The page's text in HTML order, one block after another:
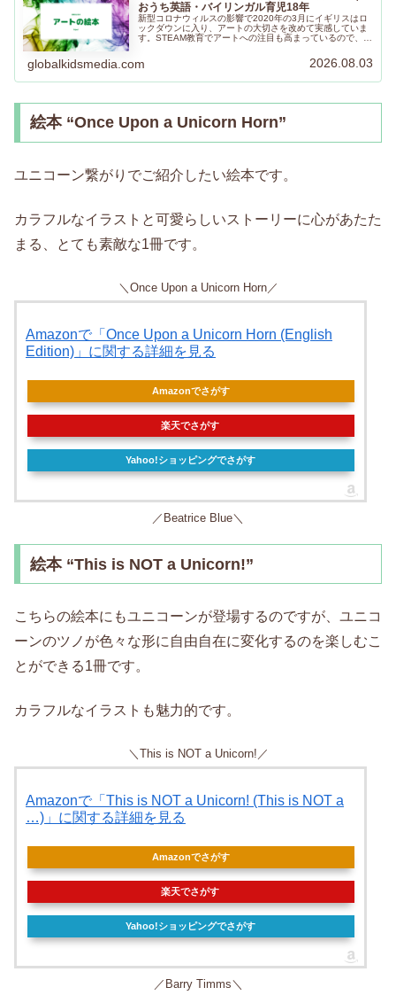
おうち英語・バイリンガル育児18年
新型コロナウィルスの影響で2020年の3月にイギリスはロ
ックダウンに入り、アートの大切さを改めて実感していま
す。STEAM教育でアートへの注目も高まっているので、ア
globalkidsmedia.com 2026.08.03
絵本 “Once Upon a Unicorn Horn”
ユニコーン繋がりでご紹介したい絵本です。
カラフルなイラストと可愛らしいストーリーに心があたた
まる、とても素敵な1冊です。
＼Once Upon a Unicorn Horn／
Amazonで「Once Upon a Unicorn Horn (English
Edition)」に関する詳細を見る
Amazonでさがす
楽天でさがす
Yahoo!ショッピングでさがす
／Beatrice Blue＼
絵本 “This is NOT a Unicorn!”
こちらの絵本にもユニコーンが登場するのですが、ユニコ
ーンのツノが色々な形に自由自在に変化するのを楽しむこ
とができる1冊です。
カラフルなイラストも魅力的です。
＼This is NOT a Unicorn!／
Amazonで「This is NOT a Unicorn! (This is NOT a
…)」に関する詳細を見る
Amazonでさがす
楽天でさがす
Yahoo!ショッピングでさがす
／Barry Timms＼